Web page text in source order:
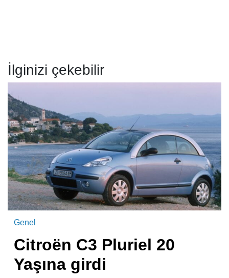
İlginizi çekebilir
Genel
Citroën C3 Pluriel 20
Yaşına girdi